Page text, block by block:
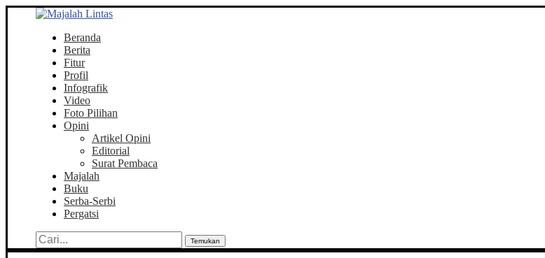
Beranda
Berita
Fitur
Profil
Infografik
Video
Foto Pilihan
Opini
Artikel Opini
Editorial
Surat Pembaca
Majalah
Buku
Serba-Serbi
Pergatsi
Temukan